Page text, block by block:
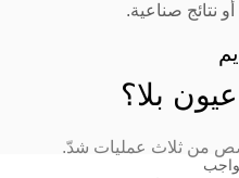
نتائج صناعية.
بلا؟
من ثلاث عمليات شدّ.